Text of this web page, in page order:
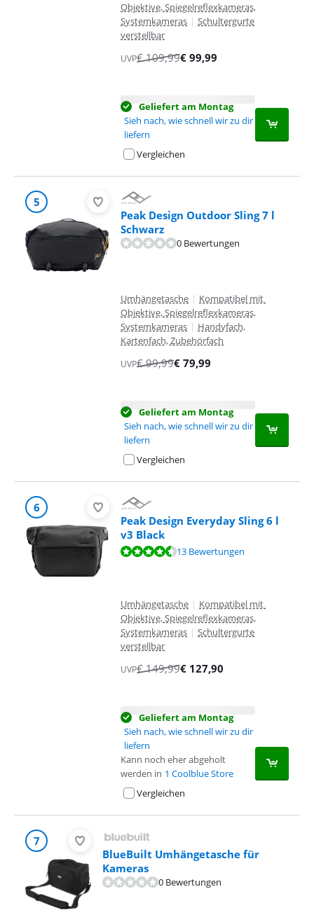
Objektive, Spiegelreflexkameras,
Systemkameras | Schultergurte
verstellbar
UVP€109,99€ 99,99
Geliefert am Montag
Sieh nach, wie schnell wir zu dir
liefern
Vergleichen
5
Peak Design Outdoor Sling 7 l
Schwarz
0 Bewertungen
Umhängetasche | Kompatibel mit
Objektive, Spiegelreflexkameras,
Systemkameras | Handyfach,
Kartenfach, Zubehörfach
UVP€99,99€ 79,99
Geliefert am Montag
Sieh nach, wie schnell wir zu dir
liefern
Vergleichen
6
Peak Design Everyday Sling 6 l
v3 Black
Bewertet mit 9,3 von 10, basierend auf 13 Bewertungen.
13 Bewertungen
Umhängetasche | Kompatibel mit
Objektive, Spiegelreflexkameras,
Systemkameras | Schultergurte
verstellbar
UVP€149,99€ 127,90
Geliefert am Montag
Sieh nach, wie schnell wir zu dir
liefern
Kann noch eher abgeholt
werden in 1 Coolblue Store
Vergleichen
7
BlueBuilt Umhängetasche für
Kameras
0 Bewertungen